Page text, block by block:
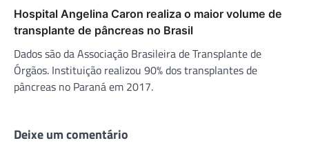
Hospital Angelina Caron realiza o maior volume de
transplante de pâncreas no Brasil
Dados são da Associação Brasileira de Transplante de
Órgãos. Instituição realizou 90% dos transplantes de
pâncreas no Paraná em 2017.
Deixe um comentário